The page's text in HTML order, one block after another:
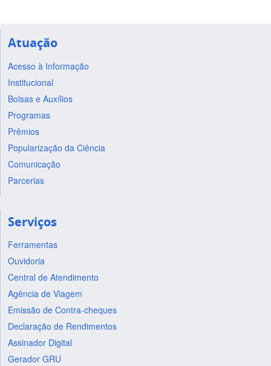
Atuação
Acesso à Informação
Institucional
Bolsas e Auxílios
Programas
Prêmios
Popularização da Ciência
Comunicação
Parcerias
Serviços
Ferramentas
Ouvidoria
Central de Atendimento
Agência de Viagem
Emissão de Contra-cheques
Declaração de Rendimentos
Assinador Digital
Gerador GRU